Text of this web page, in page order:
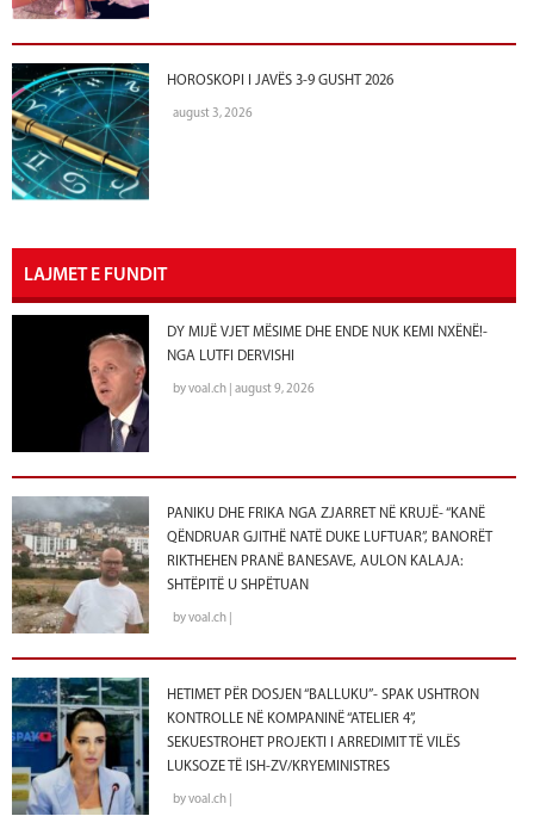
HOROSKOPI I JAVËS 3-9 GUSHT 2026
august 3, 2026
LAJMET E FUNDIT
DY MIJË VJET MËSIME DHE ENDE NUK KEMI NXËNË!-
NGA LUTFI DERVISHI
by voal.ch | august 9, 2026
PANIKU DHE FRIKA NGA ZJARRET NË KRUJË- “KANË
QËNDRUAR GJITHË NATË DUKE LUFTUAR”, BANORËT
RIKTHEHEN PRANË BANESAVE, AULON KALAJA:
SHTËPITË U SHPËTUAN
by voal.ch |
HETIMET PËR DOSJEN “BALLUKU”- SPAK USHTRON
KONTROLLE NË KOMPANINË “ATELIER 4”,
SEKUESTROHET PROJEKTI I ARREDIMIT TË VILËS
LUKSOZE TË ISH-ZV/KRYEMINISTRES
by voal.ch |